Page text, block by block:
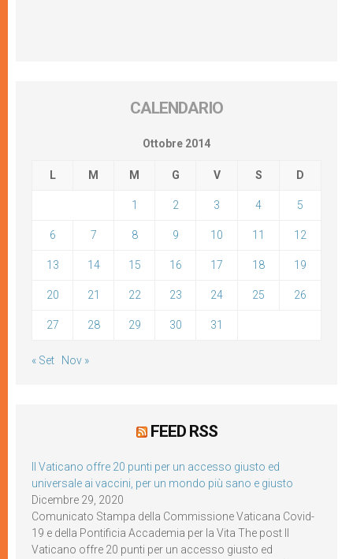
CALENDARIO
Ottobre 2014
L M M G V S D
1 2 3 4 5
6 7 8 9 10 11 12
13 14 15 16 17 18 19
20 21 22 23 24 25 26
27 28 29 30 31
« Set Nov »
FEED RSS
Il Vaticano offre 20 punti per un accesso giusto ed
universale ai vaccini, per un mondo più sano e giusto
Dicembre 29, 2020
Comunicato Stampa della Commissione Vaticana Covid-
19 e della Pontificia Accademia per la Vita The post Il
Vaticano offre 20 punti per un accesso giusto ed